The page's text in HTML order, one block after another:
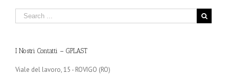
I Nostri Contatti – GPLAST
Viale del lavoro, 15 - ROVIGO (RO)